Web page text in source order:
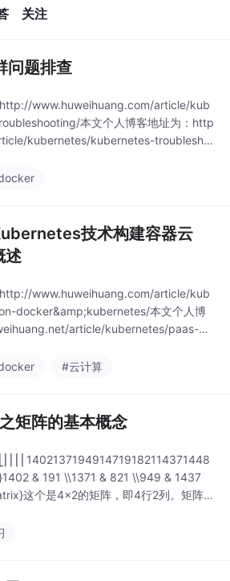
关注
问题排查
www.huweihuang.com/article/kub
本文个人博客地址为：http
kubernetes/kubernetes-troublesho
技术构建容器云
述
www.huweihuang.com/article/kub
docker&amp;kubernetes/本文个人博
article/kubernetes/paas-ba
#云计算
矩阵的基本概念
& 191 \\1371 & 821 \\949 & 1437
这个是4x2的矩阵，即4行2列。矩阵